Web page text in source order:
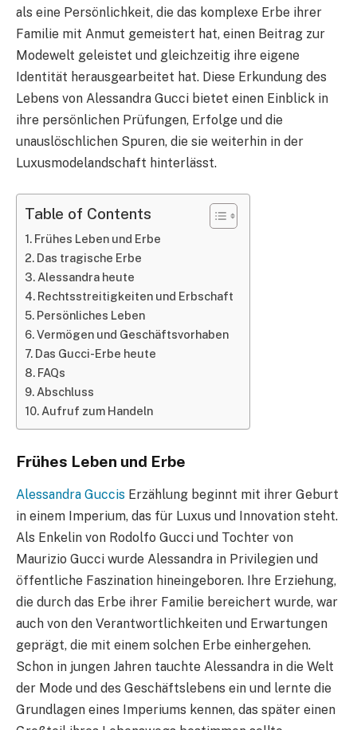
als eine Persönlichkeit, die das komplexe Erbe ihrer
Familie mit Anmut gemeistert hat, einen Beitrag zur
Modewelt geleistet und gleichzeitig ihre eigene
Identität herausgearbeitet hat. Diese Erkundung des
Lebens von Alessandra Gucci bietet einen Einblick in
ihre persönlichen Prüfungen, Erfolge und die
unauslöschlichen Spuren, die sie weiterhin in der
Luxusmodelandschaft hinterlässt.
Table of Contents
Frühes Leben und Erbe
Das tragische Erbe
Alessandra heute
Rechtsstreitigkeiten und Erbschaft
Persönliches Leben
Vermögen und Geschäftsvorhaben
Das Gucci-Erbe heute
FAQs
Abschluss
Aufruf zum Handeln
Frühes Leben und Erbe
Alessandra Guccis Erzählung beginnt mit ihrer Geburt
in einem Imperium, das für Luxus und Innovation steht.
Als Enkelin von Rodolfo Gucci und Tochter von
Maurizio Gucci wurde Alessandra in Privilegien und
öffentliche Faszination hineingeboren. Ihre Erziehung,
die durch das Erbe ihrer Familie bereichert wurde, war
auch von den Verantwortlichkeiten und Erwartungen
geprägt, die mit einem solchen Erbe einhergehen.
Schon in jungen Jahren tauchte Alessandra in die Welt
der Mode und des Geschäftslebens ein und lernte die
Grundlagen eines Imperiums kennen, das später einen